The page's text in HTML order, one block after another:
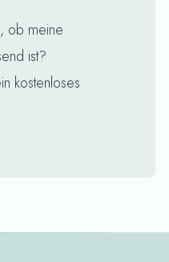
ob meine
ist?
kostenloses